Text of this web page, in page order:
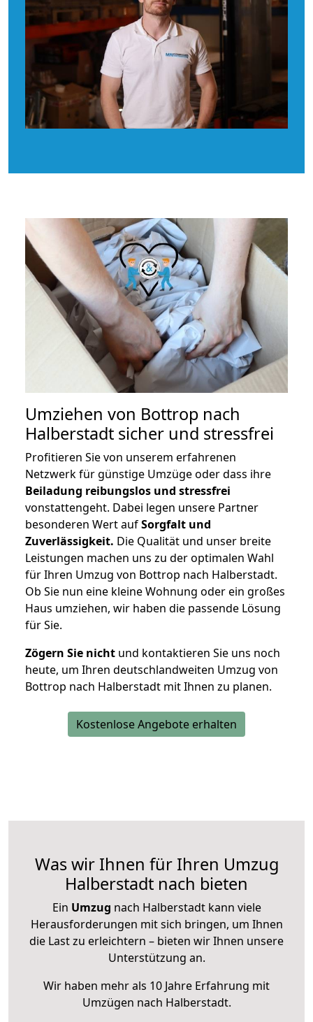
Umziehen von Bottrop nach
Halberstadt sicher und stressfrei
Profitieren Sie von unserem erfahrenen
Netzwerk für günstige Umzüge oder dass ihre
Beiladung reibungslos und stressfrei
vonstattengeht. Dabei legen unsere Partner
besonderen Wert aufSorgfalt und
Zuverlässigkeit. Die Qualität und unser breite
Leistungen machen uns zu der optimalen Wahl
für Ihren Umzug von Bottrop nach Halberstadt.
Ob Sie nun eine kleine Wohnung oder ein großes
Haus umziehen, wir haben die passende Lösung
für Sie.
Zögern Sie nicht und kontaktieren Sie uns noch
heute, um Ihren deutschlandweiten Umzug von
Bottrop nach Halberstadt mit Ihnen zu planen.
Kostenlose Angebote erhalten
Was wir Ihnen für Ihren Umzug
Halberstadt nach bieten
Ein Umzug nach Halberstadt kann viele
Herausforderungen mit sich bringen, um Ihnen
die Last zu erleichtern – bieten wir Ihnen unsere
Unterstützung an.
Wir haben mehr als 10 Jahre Erfahrung mit
Umzügen nach Halberstadt.